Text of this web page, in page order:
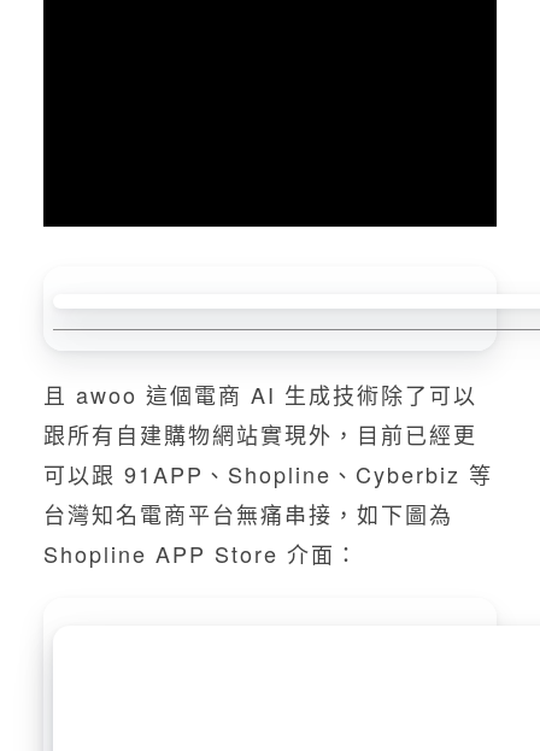
且 awoo 這個電商 AI 生成技術除了可以
跟所有自建購物網站實現外，目前已經更
可以跟 91APP、Shopline、Cyberbiz 等
台灣知名電商平台無痛串接，如下圖為
Shopline APP Store 介面：